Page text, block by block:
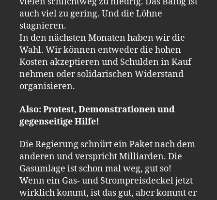
auch viel zu gering. Und die Löhne
stagnieren.
In den nächsten Monaten haben wir die
Wahl. Wir können entweder die hohen
Kosten akzeptieren und Schulden in Kauf
nehmen oder solidarischen Widerstand
organisieren.
Also: Protest, Demonstrationen und
gegenseitige Hilfe!
Die Regierung schnürt ein Paket nach dem
anderen und verspricht Milliarden. Die
Gasumlage ist schon mal weg, gut so!
Wenn ein Gas- und Strompreisdeckel jetzt
wirklich kommt, ist das gut, aber kommt er